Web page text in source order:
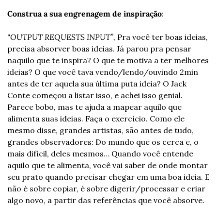
Construa a sua engrenagem de inspiração:
“OUTPUT REQUESTS INPUT”, Pra você ter boas ideias,
precisa absorver boas ideias. Já parou pra pensar
naquilo que te inspira? O que te motiva a ter melhores
ideias? O que você tava vendo/lendo/ouvindo 2min
antes de ter aquela sua última puta ideia? O Jack
Conte começou a listar isso, e achei isso genial.
Parece bobo, mas te ajuda a mapear aquilo que
alimenta suas ideias. Faça o exercício. Como ele
mesmo disse, grandes artistas, são antes de tudo,
grandes observadores: Do mundo que os cerca e, o
mais difícil, deles mesmos… Quando você entende
aquilo que te alimenta, você vai saber de onde montar
seu prato quando precisar chegar em uma boa ideia. E
não é sobre copiar, é sobre digerir/processar e criar
algo novo, a partir das referências que você absorve.